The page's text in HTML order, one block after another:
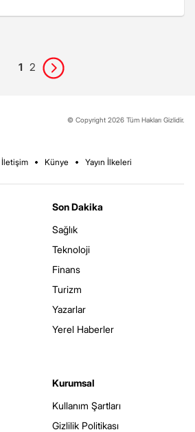
1 2
© Copyright 2026 Tüm Hakları Gizlidir.
İletişim Künye Yayın İlkeleri
Son Dakika
Sağlık
Teknoloji
Finans
Turizm
Yazarlar
Yerel Haberler
Kurumsal
Kullanım Şartları
Gizlilik Politikası